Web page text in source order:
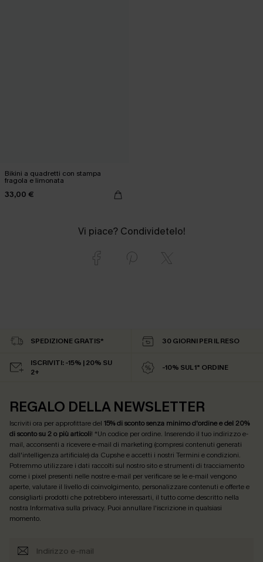
Bikini a quadretti con stampa
fragola e limonata
33,00 €
Vi piace? Condividetelo!
SPEDIZIONE GRATIS* 30 GIORNI PER IL RESO
ISCRIVITI: -15% | 20% SU
2+
-10% SUL 1° ORDINE
REGALO DELLA NEWSLETTER
Iscriviti ora per approfittare del 15% di sconto senza minimo d'ordine e del 20%
di sconto su 2 o più articoli! *Un codice per ordine. Inserendo il tuo indirizzo e-
mail, acconsenti a ricevere e-mail di marketing (compresi contenuti generati
dall'intelligenza artificiale) da Cupshe e accetti i nostri Termini e condizioni.
Potremmo utilizzare i dati raccolti sul nostro sito e strumenti di tracciamento
come i pixel presenti nelle nostre e-mail per verificare se le e-mail vengono
aperte, valutare il livello di coinvolgimento, personalizzare contenuti e offerte e
consigliarti prodotti che potrebbero interessarti, il tutto come descritto nella
nostra Informativa sulla privacy. Puoi annullare l'iscrizione in qualsiasi
momento.